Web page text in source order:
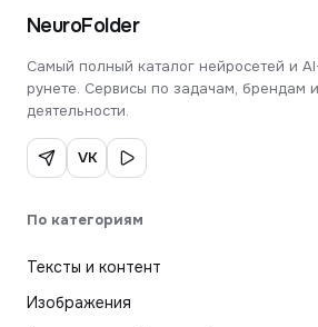
NeuroFolder
Самый полный каталог нейросетей и
рунете. Сервисы по задачам, брендам
деятельности.
VK
По категориям
Тексты и контент
Изображения